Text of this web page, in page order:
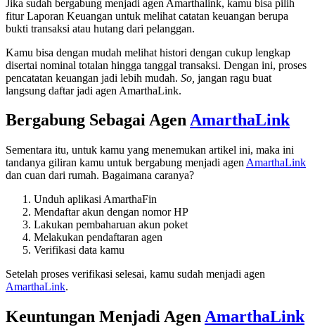
Jika sudah bergabung menjadi agen Amarthalink, kamu bisa pilih
fitur Laporan Keuangan untuk melihat catatan keuangan berupa
bukti transaksi atau hutang dari pelanggan.
Kamu bisa dengan mudah melihat histori dengan cukup lengkap
disertai nominal totalan hingga tanggal transaksi. Dengan ini, proses
pencatatan keuangan jadi lebih mudah. So, jangan ragu buat
langsung daftar jadi agen AmarthaLink.
Bergabung Sebagai AgenAmarthaLink
Sementara itu, untuk kamu yang menemukan artikel ini, maka ini
tandanya giliran kamu untuk bergabung menjadi agen AmarthaLink
dan cuan dari rumah. Bagaimana caranya?
Unduh aplikasi AmarthaFin
Mendaftar akun dengan nomor HP
Lakukan pembaharuan akun poket
Melakukan pendaftaran agen
Verifikasi data kamu
Setelah proses verifikasi selesai, kamu sudah menjadi agen
AmarthaLink.
Keuntungan Menjadi AgenAmarthaLink